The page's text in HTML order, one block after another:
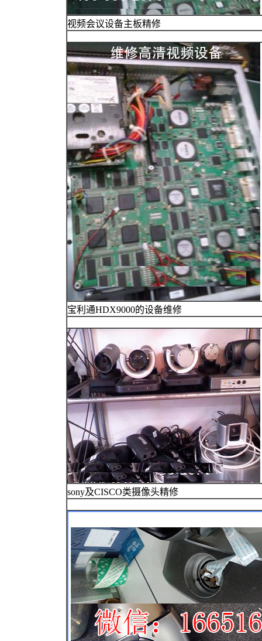
视频会议设备主板精修
宝利通HDX9000的设备维修
sony及CISCO类摄像头精修